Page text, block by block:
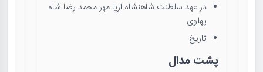
در عهد سلطنت شاهنشاه آریا مهر محمد رضا شاه
پهلوی
تاریخ
پشت مدال